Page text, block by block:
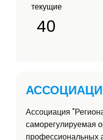
текущие
40
Ассоциация
саморегулируемая
профессиональных